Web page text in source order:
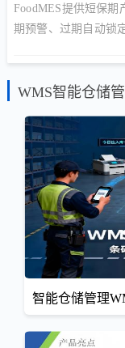
FoodMES提供短保
期预警、过期自动锁定
WMS智能仓储
智能仓储管理